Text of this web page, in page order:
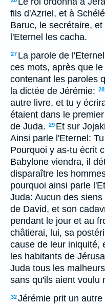
fils d'Azriel, et à
Baruc, le secrétaire,
l'Eternel les cacha.
27 La parole de
ces mots, après que
contenant les paroles
la dictée de Jérémie: 28
autre livre, et tu y
étaient dans le
de Juda. 29 Et sur
Ainsi parle l'Eternel:
Pourquoi y as-tu écrit
Babylone viendra, il
disparaître les
pourquoi ainsi parle
Juda: Aucun des
de David, et son
pendant le jour et au
châtierai, lui, sa
cause de leur iniquité,
les habitants de
Juda tous les
sans qu'ils aient voulu
32Jérémie prit un